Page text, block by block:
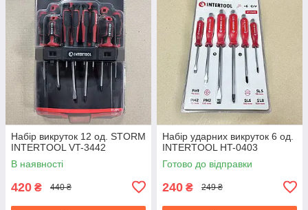
Набір викруток 12 од. STORM
INTERTOOL VT-3442
В наявності
420 ₴ 440 ₴
Набір ударних викруток 6 од.
INTERTOOL HT-0403
Готово до відправки
240 ₴ 249 ₴